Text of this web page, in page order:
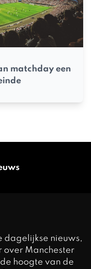
matchday een
dagelijkse nieuws,
over Manchester
hoogte van de